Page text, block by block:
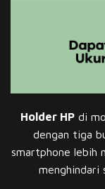
Holder HP di
dengan tiga
smartphone lebih
menghindari